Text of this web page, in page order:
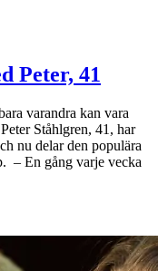
Peter, 41
varandra kan vara
Ståhlgren, 41, har
nu delar den populära
– En gång varje vecka